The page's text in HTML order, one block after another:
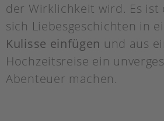
der Wirklichkeit wird. Es ist
sich Liebesgeschichten in
Kulisse einfügen und aus
Hochzeitsreise ein
Abenteuer machen.